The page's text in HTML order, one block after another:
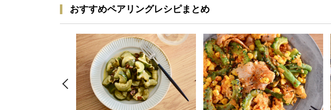
おすすめペアリングレシピまとめ